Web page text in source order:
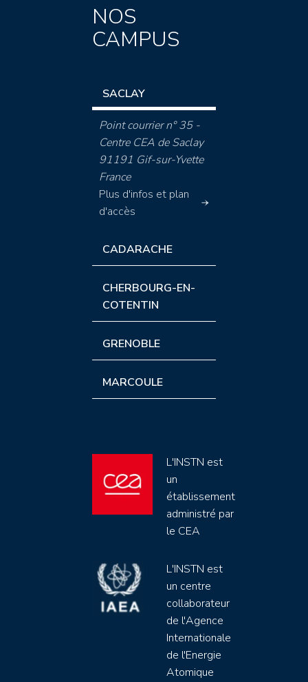
NOS
CAMPUS
SACLAY
Point courrier n° 35 -
Centre CEA de Saclay
91191 Gif-sur-Yvette
France
Plus d'infos et plan
d'accès
CADARACHE
CHERBOURG-EN-
COTENTIN
GRENOBLE
MARCOULE
L'INSTN est
un
établissement
administré par
le CEA
L'INSTN est
un centre
collaborateur
de l'Agence
Internationale
de l'Energie
Atomique